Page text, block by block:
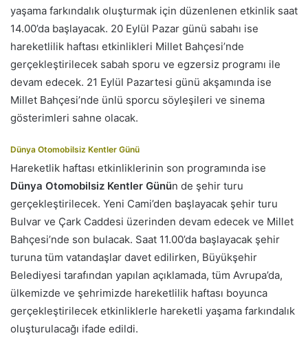
yaşama farkındalık oluşturmak için düzenlenen etkinlik saat
14.00’da başlayacak. 20 Eylül Pazar günü sabahı ise
hareketlilik haftası etkinlikleri Millet Bahçesi’nde
gerçekleştirilecek sabah sporu ve egzersiz programı ile
devam edecek. 21 Eylül Pazartesi günü akşamında ise
Millet Bahçesi’nde ünlü sporcu söyleşileri ve sinema
gösterimleri sahne olacak.
Dünya Otomobilsiz Kentler Günü
Hareketlik haftası etkinliklerinin son programında ise
Dünya Otomobilsiz Kentler Günün de şehir turu
gerçekleştirilecek. Yeni Cami’den başlayacak şehir turu
Bulvar ve Çark Caddesi üzerinden devam edecek ve Millet
Bahçesi’nde son bulacak. Saat 11.00’da başlayacak şehir
turuna tüm vatandaşlar davet edilirken, Büyükşehir
Belediyesi tarafından yapılan açıklamada, tüm Avrupa’da,
ülkemizde ve şehrimizde hareketlilik haftası boyunca
gerçekleştirilecek etkinliklerle hareketli yaşama farkındalık
oluşturulacağı ifade edildi.